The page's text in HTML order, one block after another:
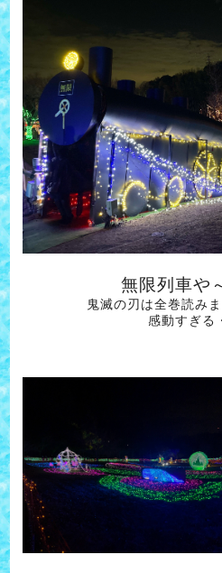
無限列車や
鬼滅の刃は全巻読み
感動すぎる